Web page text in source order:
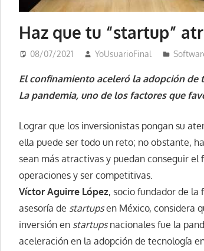
Haz que tu “startup”
08/07/2021 YoUsuarioFinal
El confinamiento aceleró la adopción de
La pandemia, uno de los factores que
Lograr que los inversionistas pongan su
ella puede ser todo un reto; no obstante,
sean más atractivas y puedan conseguir
operaciones y ser competitivas.
Víctor Aguirre López, socio fundador de la
asesoría de startupsen México, considera
inversión en startupsnacionales fue la
aceleración en la adopción de tecnología